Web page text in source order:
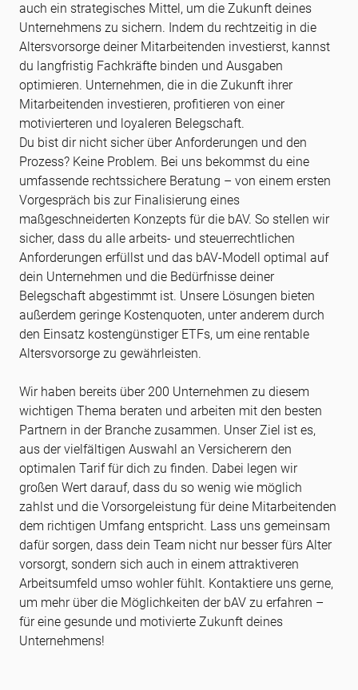
auch ein strategisches Mittel, um die Zukunft deines
Unternehmens zu sichern. Indem du rechtzeitig in die
Altersvorsorge deiner Mitarbeitenden investierst, kannst
du langfristig Fachkräfte binden und Ausgaben
optimieren. Unternehmen, die in die Zukunft ihrer
Mitarbeitenden investieren, profitieren von einer
motivierteren und loyaleren Belegschaft.
Du bist dir nicht sicher über Anforderungen und den
Prozess? Keine Problem. Bei uns bekommst du eine
umfassende rechtssichere Beratung – von einem ersten
Vorgespräch bis zur Finalisierung eines
maßgeschneiderten Konzepts für die bAV. So stellen wir
sicher, dass du alle arbeits- und steuerrechtlichen
Anforderungen erfüllst und das bAV-Modell optimal auf
dein Unternehmen und die Bedürfnisse deiner
Belegschaft abgestimmt ist. Unsere Lösungen bieten
außerdem geringe Kostenquoten, unter anderem durch
den Einsatz kostengünstiger ETFs, um eine rentable
Altersvorsorge zu gewährleisten.
Wir haben bereits über 200 Unternehmen zu diesem
wichtigen Thema beraten und arbeiten mit den besten
Partnern in der Branche zusammen. Unser Ziel ist es,
aus der vielfältigen Auswahl an Versicherern den
optimalen Tarif für dich zu finden. Dabei legen wir
großen Wert darauf, dass du so wenig wie möglich
zahlst und die Vorsorgeleistung für deine Mitarbeitenden
dem richtigen Umfang entspricht. Lass uns gemeinsam
dafür sorgen, dass dein Team nicht nur besser fürs Alter
vorsorgt, sondern sich auch in einem attraktiveren
Arbeitsumfeld umso wohler fühlt. Kontaktiere uns gerne,
um mehr über die Möglichkeiten der bAV zu erfahren –
für eine gesunde und motivierte Zukunft deines
Unternehmens!